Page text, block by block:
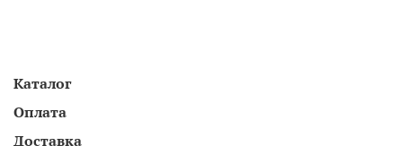
Каталог
Оплата
Доставка